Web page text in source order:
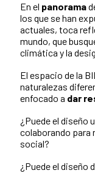
En el panorama
los que se han
actuales, toca
mundo, que
climática y la
El espacio de la
naturalezas
enfocado a dar
¿Puede el diseño
colaborando para
social?
¿Puede el diseño